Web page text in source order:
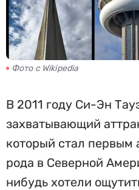
Фото с Wikipedia
В 2011 году Си-Эн
захватывающий
который стал первым
рода в Северной
нибудь хотели